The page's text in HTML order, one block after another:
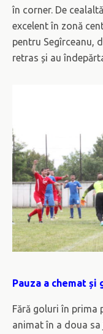
în corner. De
excelent în zonă
pentru Segîrceanu,
retras și au
Pauza a chemat și
Fără goluri în prima
animat în a doua sa